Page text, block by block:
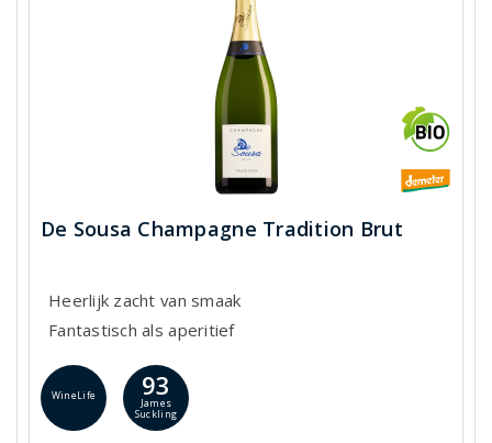
De Sousa Champagne Tradition Brut
Heerlijk zacht van smaak
Fantastisch als aperitief
WineLife 93
James
Suckling